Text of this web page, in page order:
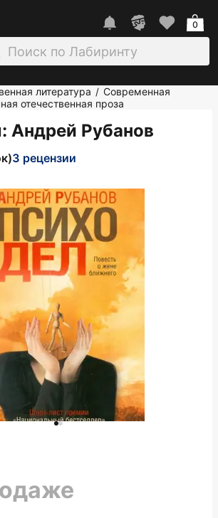
0
литература / Современная
отечественная проза
: Андрей Рубанов
3 рецензии